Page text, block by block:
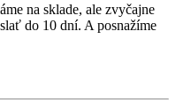
na sklade, ale zvyčajne
do 10 dní. A posnažíme